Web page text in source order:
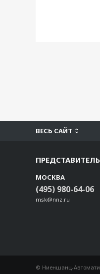
ВЕСЬ САЙТ
МОСКВА
(495) 980-64-06
msk@nnz.ru
© Ниеншанц-